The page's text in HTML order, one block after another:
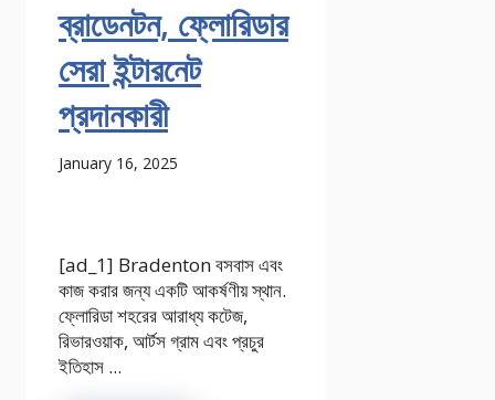
ব্রাডেনটন, ফ্লোরিডার
সেরা ইন্টারনেট
প্রদানকারী
January 16, 2025
[ad_1] Bradenton বসবাস এবং
কাজ করার জন্য একটি আকর্ষণীয় স্থান.
ফ্লোরিডা শহরের আরাধ্য কটেজ,
রিভারওয়াক, আর্টস গ্রাম এবং প্রচুর
ইতিহাস ...